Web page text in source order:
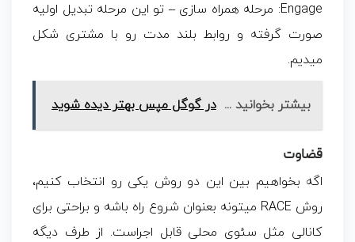
Engage: مرحله همراه سازی – تو این مرحله تبدیل اولیه
صورت گرفته و روابط بلند مدت رو با مشتری شکل
میدیم.
بیشتر بخوانید ... در گوگل مپس بهتر دیده شوید
قضاوت
اگه بخواهیم بین این دو روش یکی رو انتخاب کنیم،
روش RACE میتونه بعنوان شروع راه باشه و براحتی برای
کانالی مثل سئوی محلی قابل اجراست. از طرف دیگه